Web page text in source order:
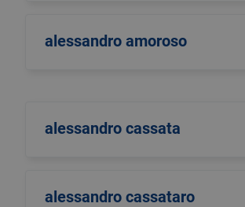
alessandro amoroso
alessandro cassata
alessandro cassataro